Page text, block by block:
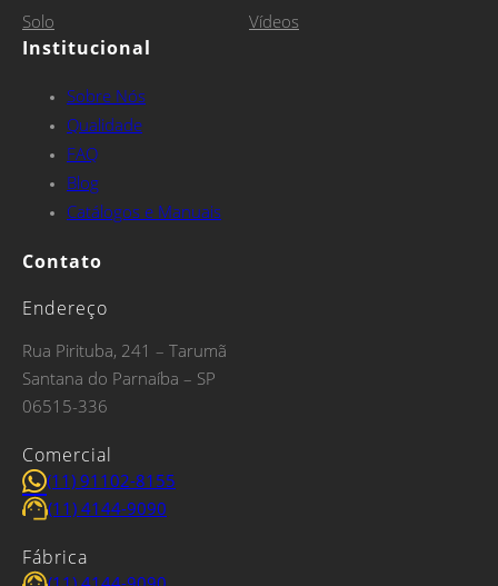
Solo
Vídeos
Institucional
Sobre Nós
Qualidade
FAQ
Blog
Catálogos e Manuais
Contato
Endereço
Rua Pirituba, 241 – Tarumã
Santana do Parnaíba – SP
06515-336
Comercial
(11) 91102-8155
(11) 4144-9090
Fábrica